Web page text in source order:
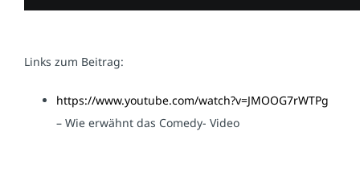
Links zum Beitrag:
https://www.youtube.com/watch?v=JMOOG7rWTPg
– Wie erwähnt das Comedy- Video